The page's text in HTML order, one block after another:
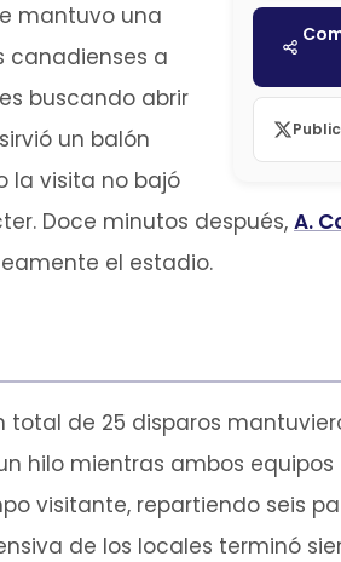
mantuvo una
canadienses a
buscando abrir
sirvió un balón
la visita no bajó
Doce minutos después, A.
el estadio.
de 25 disparos
hilo mientras ambos equipos
visitante, repartiendo seis
de los locales terminó